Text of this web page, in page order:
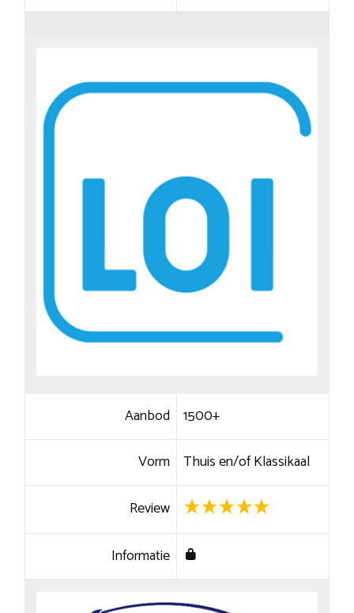
Aanbod 1500+
Vorm Thuis en/of Klassikaal
Review
Informatie